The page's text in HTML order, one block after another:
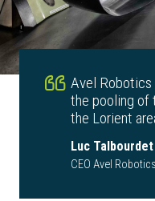
Avel
the pooling of
the Lorient
Luc Talbourdet
CEO Avel Robotics